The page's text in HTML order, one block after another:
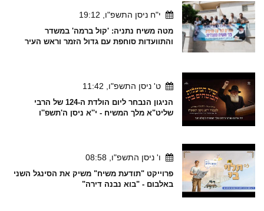
י"ח ניסן התשפ"ו, 19:12
מטה משיח נתניה: 'קול ברמה' במשדר
והתוועדות סוחפת עם גדול הזמר וראש העיר
ט' ניסן התשפ"ו, 11:42
הניגון הנבחר ליום הולדת ה-124 של הרבי
שליט"א מלך המשיח - י''א ניסן ה'תשפ''ו
ו' ניסן התשפ"ו, 08:58
פרוייקט "תודעת משיח" משיק את הסינגל השני
באלבום - "בוא נבנה דירה"